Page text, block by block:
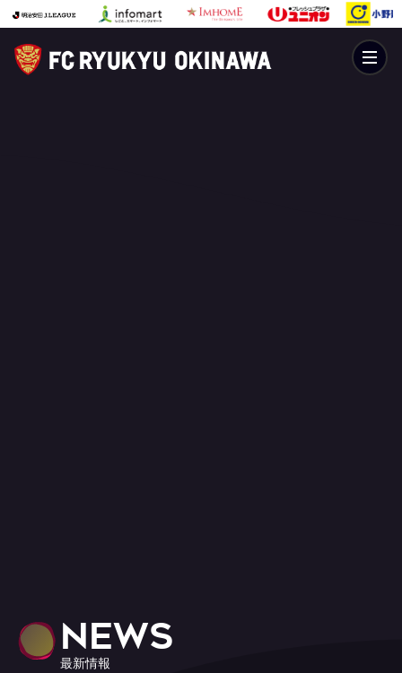
NEWS
最新情報